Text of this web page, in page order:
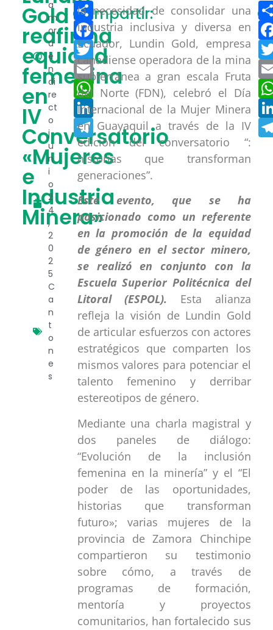
Gold
reafirma
equidad
femenina
en
IV
Conversatorio
«Mujeres
e
Industria
Minera»
a
m
or
a
e
n
di
re
ct
o
j
u
n
i
o
2
4
,
2
0
2
5
C
a
n
t
o
n
e
s
Compartir:
Compartir
Facebook
Twitter
Email
WhatsApp
LinkedIn
Telegram
la necesidad de consolidar una
industria inclusiva y diversa en
Ecuador, Lundin Gold, empresa
canadiense operadora de la mina
subterránea a gran escala Fruta
del Norte (FDN), celebró el Día
Internacional de la Mujer Minera
en Guayaquil a través de la IV
edición del conversatorio “:
historias que transforman
generaciones”.
Este evento, que se ha
posicionado como un referente
en la promoción de la equidad
de género en el sector minero,
se realizó en conjunto con la
Escuela Superior Politécnica del
Litoral (ESPOL). Esta alianza
refleja la visión de Lundin Gold
de articular esfuerzos con actores
estratégicos que comparten los
mismos valores para potenciar el
talento femenino y derribar
estereotipos de género.
Mediante una charla magistral y
dos paneles de diálogo:
“Evolución de la inclusión
femenina en la minería” y el “El
poder de las oportunidades,
historias que transforman
futuro»; varias mujeres de la
provincia de Zamora Chinchipe
compartieron su testimonio
sobre cómo, a través de
programas de formación,
mentoría y proyectos
comunitarios, han fortalecido sus